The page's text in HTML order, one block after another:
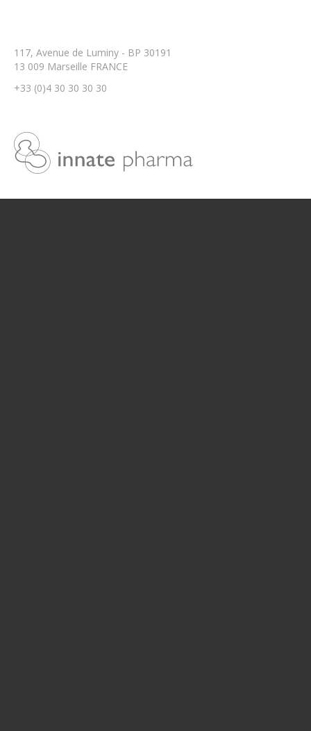
117, Avenue de Luminy - BP 30191
13 009 Marseille FRANCE
+33 (0)4 30 30 30 30